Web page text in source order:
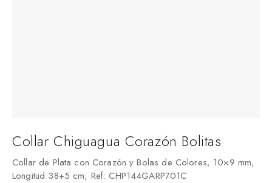
Collar Chiguagua Corazón Bolitas
Collar de Plata con Corazón y Bolas de Colores, 10×9 mm,
Longitud 38+5 cm, Ref: CHP144GARP701C